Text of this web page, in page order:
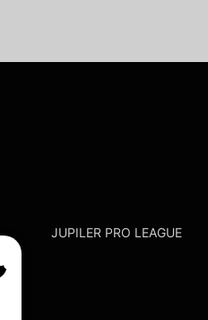
JUPILER PRO LEAGUE